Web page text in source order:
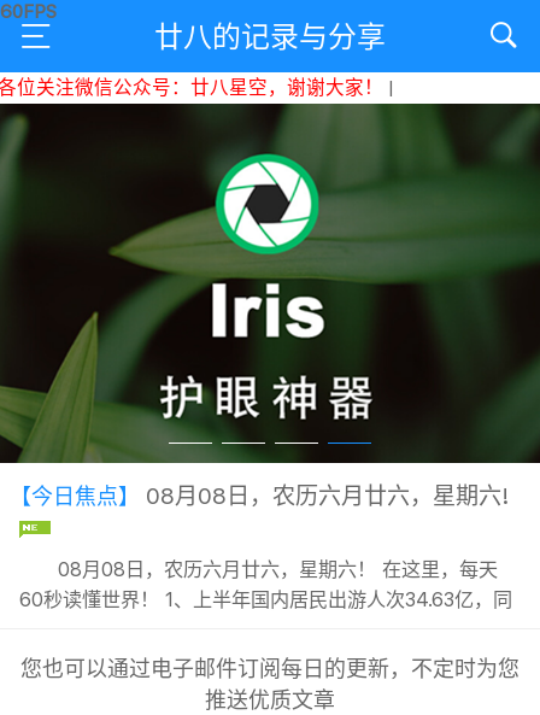
廿八的记录与分享
注微信公众号：廿八星空，谢谢大家！|
【今日焦点】 08月08日，农历六月廿六，星期六!
08月08日，农历六月廿六，星期六！ 在这里，每天
60秒读懂世界！ 1、上半年国内居民出游人次34.63亿，同
2、今年前7月我国货物贸易进出口总值超30万亿元，同比
增长17.3%，延续良好的增长态势；; 3、东航发布新规：8
您也可以通过电子邮件订阅每日的更新，不定时为您
推送优质文章